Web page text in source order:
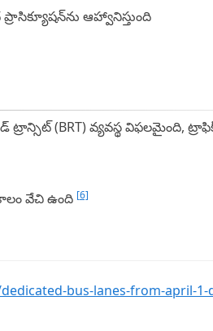
ఆహ్వానిస్తుంది
(BRT) వ్యవస్థ విఫలమైంది,
వేచి ఉంది [6]
bus-lanes-from-april-1-